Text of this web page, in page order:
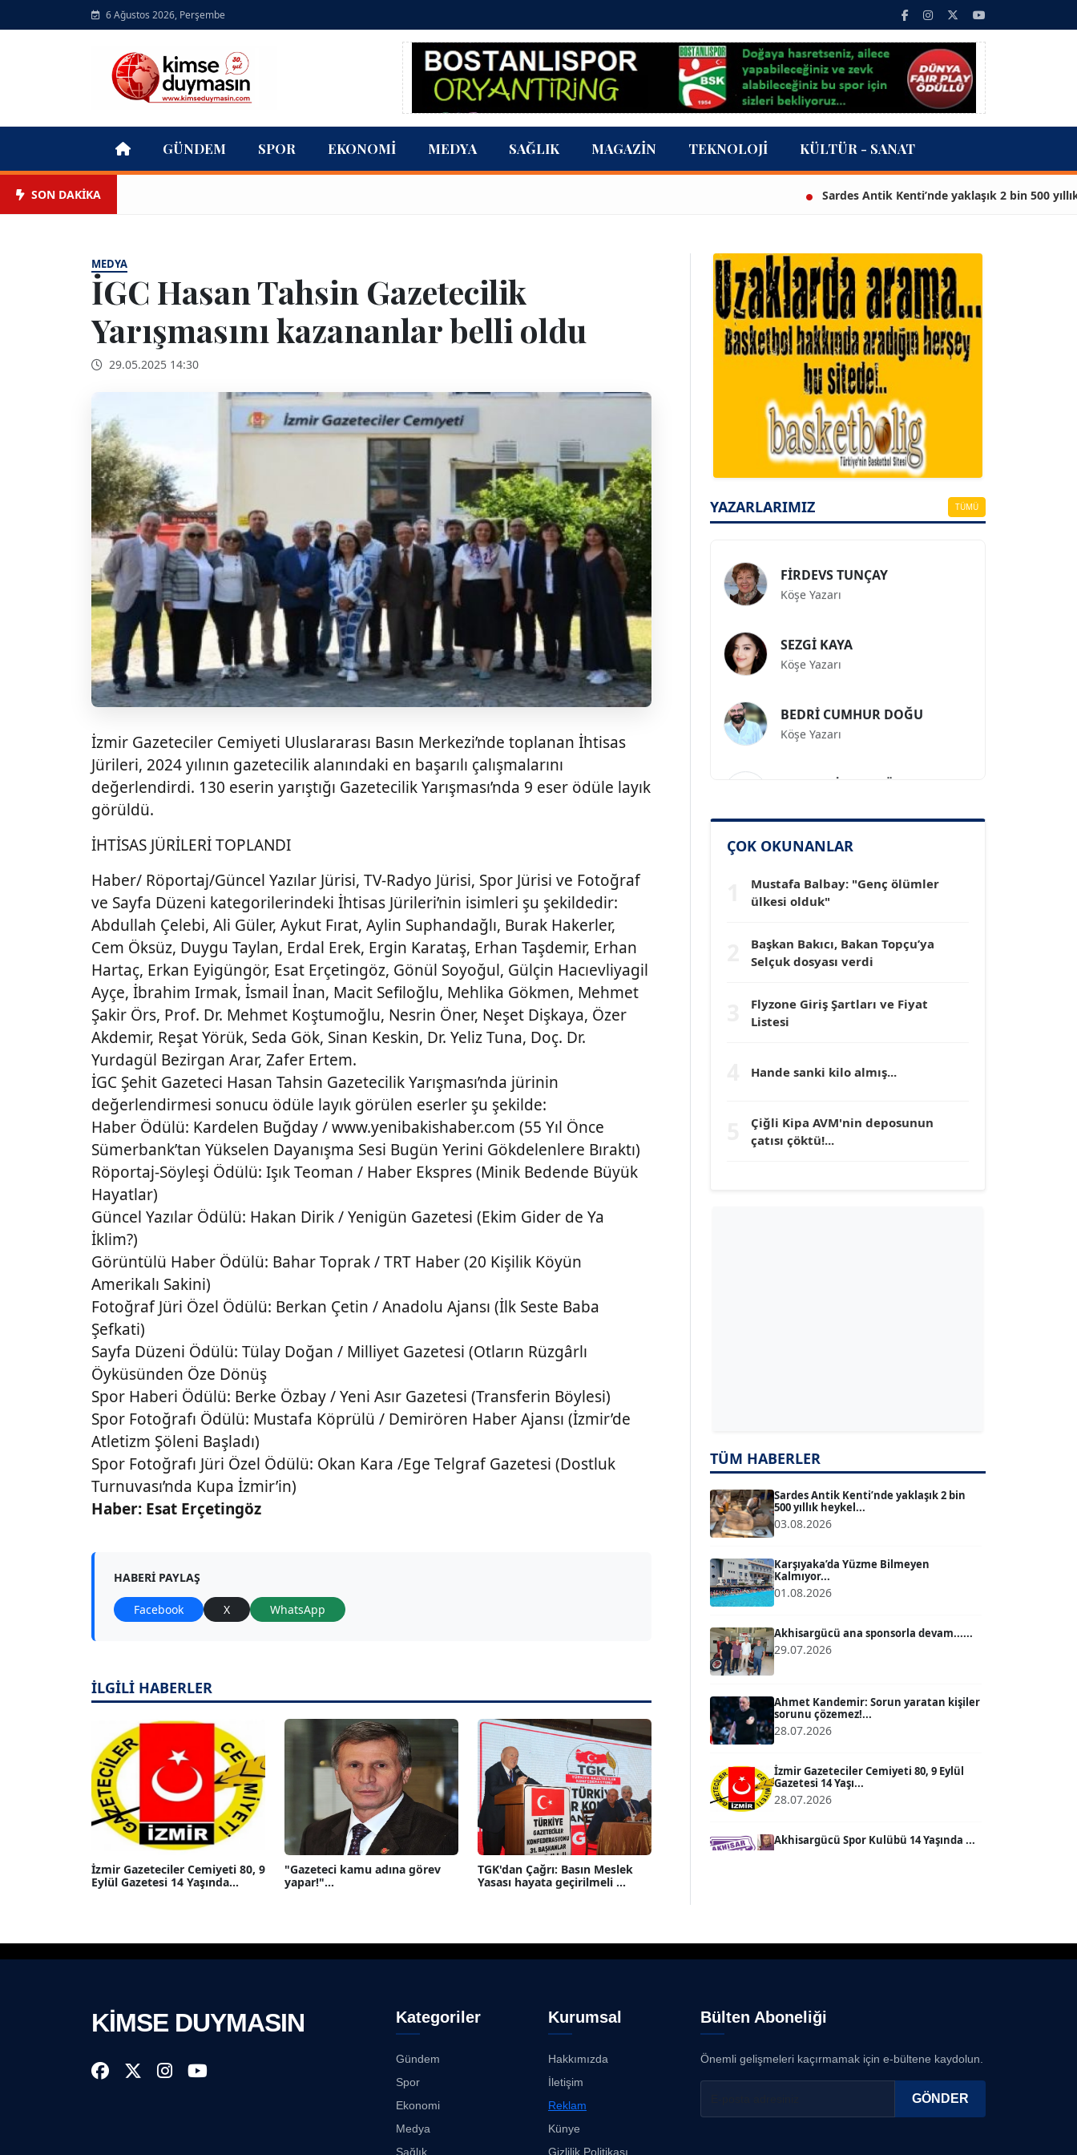
6 Ağustos 2026, Perşembe
GÜNDEM SPOR EKONOMI MEDYA SAĞLIK MAGAZIN TEKNOLOJI KÜLTÜR - SANAT
SON DAKİKA Sardes Antik Kenti’nde yaklaşık 2 bin 500 yıllık
MEDYA
İGC Hasan Tahsin Gazetecilik
Yarışmasını kazananlar belli oldu
29.05.2025 14:30
İzmir Gazeteciler Cemiyeti Uluslararası Basın Merkezi’nde toplanan İhtisas
Jürileri, 2024 yılının gazetecilik alanındaki en başarılı çalışmalarını
değerlendirdi. 130 eserin yarıştığı Gazetecilik Yarışması’nda 9 eser ödüle layık
görüldü.
İHTİSAS JÜRİLERİ TOPLANDI
Haber/ Röportaj/Güncel Yazılar Jürisi, TV-Radyo Jürisi, Spor Jürisi ve Fotoğraf
ve Sayfa Düzeni kategorilerindeki İhtisas Jürileri’nin isimleri şu şekildedir:
Abdullah Çelebi, Ali Güler, Aykut Fırat, Aylin Suphandağlı, Burak Hakerler,
Cem Öksüz, Duygu Taylan, Erdal Erek, Ergin Karataş, Erhan Taşdemir, Erhan
Hartaç, Erkan Eyigüngör, Esat Erçetingöz, Gönül Soyoğul, Gülçin Hacıevliyagil
Ayçe, İbrahim Irmak, İsmail İnan, Macit Sefiloğlu, Mehlika Gökmen, Mehmet
Şakir Örs, Prof. Dr. Mehmet Koştumoğlu, Nesrin Öner, Neşet Dişkaya, Özer
Akdemir, Reşat Yörük, Seda Gök, Sinan Keskin, Dr. Yeliz Tuna, Doç. Dr.
Yurdagül Bezirgan Arar, Zafer Ertem.
İGC Şehit Gazeteci Hasan Tahsin Gazetecilik Yarışması’nda jürinin
değerlendirmesi sonucu ödüle layık görülen eserler şu şekilde:
Haber Ödülü: Kardelen Buğday / www.yenibakishaber.com (55 Yıl Önce
Sümerbank’tan Yükselen Dayanışma Sesi Bugün Yerini Gökdelenlere Bıraktı)
Röportaj-Söyleşi Ödülü: Işık Teoman / Haber Ekspres (Minik Bedende Büyük
Hayatlar)
Güncel Yazılar Ödülü: Hakan Dirik / Yenigün Gazetesi (Ekim Gider de Ya
İklim?)
Görüntülü Haber Ödülü: Bahar Toprak / TRT Haber (20 Kişilik Köyün
Amerikalı Sakini)
Fotoğraf Jüri Özel Ödülü: Berkan Çetin / Anadolu Ajansı (İlk Seste Baba
Şefkati)
Sayfa Düzeni Ödülü: Tülay Doğan / Milliyet Gazetesi (Otların Rüzgârlı
Öyküsünden Öze Dönüş
Spor Haberi Ödülü: Berke Özbay / Yeni Asır Gazetesi (Transferin Böylesi)
Spor Fotoğrafı Ödülü: Mustafa Köprülü / Demirören Haber Ajansı (İzmir’de
Atletizm Şöleni Başladı)
Spor Fotoğrafı Jüri Özel Ödülü: Okan Kara /Ege Telgraf Gazetesi (Dostluk
Turnuvası’nda Kupa İzmir’in)
Haber: Esat Erçetingöz
HABERI PAYLAŞ
Facebook X WhatsApp
İLGİLİ HABERLER
İzmir Gazeteciler Cemiyeti 80, 9
Eylül Gazetesi 14 Yaşında...
"Gazeteci kamu adına görev
yapar!"...
TGK'dan Çağrı: Basın Meslek
Yasası hayata geçirilmeli ...
YAZARLARIMIZ TÜMÜ
A. BAHRİ VRESKALA
Köşe Yazarı
Köşe Yazarı
Köşe Yazarı
Köşe Yazarı
Köşe Yazarı
Köşe Yazarı
Köşe Yazarı
Dr. HAKAN TARTAN
Prof. Dr. YÜCEL OCAK
Köşe Yazarı
T TUĞÇE TUĞSAVUL BAYSOY
ATİLLA KÖPRÜLÜOĞLU
BÜLENT GÜRLÜK
B BÜLENT SAĞLAM
SEVGİ MOLVA
AVNİ ERBOY
D Doç. Dr. LEVENT KÖSTEM
ÇOK OKUNANLAR
Mustafa Balbay: "Genç ölümler
ülkesi olduk"
Başkan Bakıcı, Bakan Topçu’ya
Selçuk dosyası verdi
Flyzone Giriş Şartları ve Fiyat
Listesi
Hande sanki kilo almış...
Çiğli Kipa AVM'nin deposunun
çatısı çöktü!...
TÜM HABERLER
Sardes Antik Kenti’nde yaklaşık 2 bin
500 yıllık heykel...
03.08.2026
Karşıyaka’da Yüzme Bilmeyen
Kalmıyor...
01.08.2026
Akhisargücü ana sponsorla devam......
29.07.2026
Ahmet Kandemir: Sorun yaratan kişiler
sorunu çözemez!...
28.07.2026
İzmir Gazeteciler Cemiyeti 80, 9 Eylül
Gazetesi 14 Yaşı...
28.07.2026
Akhisargücü Spor Kulübü 14 Yaşında ...
popüler oldu......
Anne kız şıklık yarışında......
KİMSE DUYMASIN Kategoriler
Gündem
Spor
Ekonomi
Medya
Sağlık
Kurumsal
Hakkımızda
İletişim
Reklam
Künye
Gizlilik Politikası
Bülten Aboneliği
Önemli gelişmeleri kaçırmamak için e-bültene kaydolun.
GÖNDER